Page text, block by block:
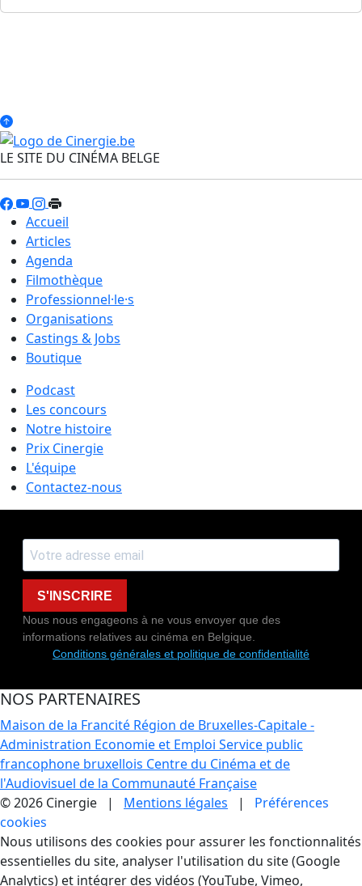
LE SITE DU CINÉMA BELGE
Accueil
Articles
Agenda
Filmothèque
Professionnel·le·s
Organisations
Castings & Jobs
Boutique
Podcast
Les concours
Notre histoire
Prix Cinergie
L'équipe
Contactez-nous
S'INSCRIRE
Nous nous engageons à ne vous envoyer que des
informations relatives au cinéma en Belgique.
Conditions générales et politique de confidentialité
NOS PARTENAIRES
Maison de la Francité Région de Bruxelles-Capitale -
Administration Economie et Emploi Service public
francophone bruxellois Centre du Cinéma et de
l'Audiovisuel de la Communauté Française
© 2026 Cinergie | Mentions légales | Préférences
cookies
Gestion des Cookies
Nous utilisons des cookies pour assurer les fonctionnalités
essentielles du site, analyser l'utilisation du site (Google
Analytics) et intégrer des vidéos (YouTube, Vimeo,